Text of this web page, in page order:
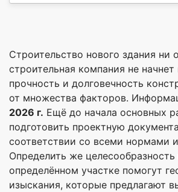
Строительство нового здания ни
строительная компания не
прочность и долговечность
от множества факторов.
2026 г. Ещё до начала основных
подготовить проектную
соответствии со всеми нормами
Определить же
определённом участке помогут
изыскания, которые предлагают